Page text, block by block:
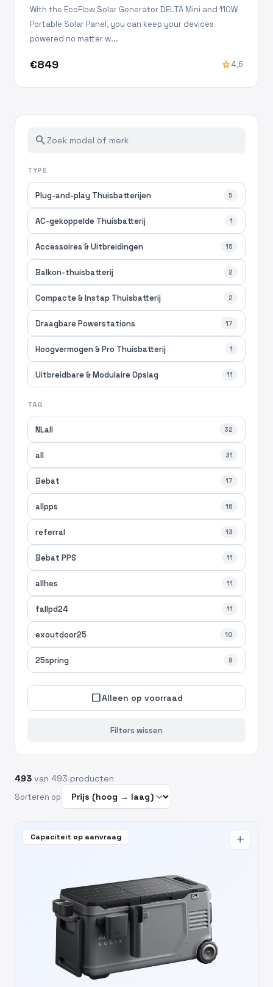
With the EcoFlow Solar Generator DELTA Mini and 110W
Portable Solar Panel, you can keep your devices
powered no matter w...
€849 star4,6
search
TYPE
Plug-and-play Thuisbatterijen 5
AC-gekoppelde Thuisbatterij 1
Accessoires & Uitbreidingen 15
Balkon-thuisbatterij 2
Compacte & Instap Thuisbatterij 2
Draagbare Powerstations 17
Hoogvermogen & Pro Thuisbatterij 1
Uitbreidbare & Modulaire Opslag 11
TAG
NLall 32
all 31
Bebat 17
allpps 16
referral 13
Bebat PPS 11
allhes 11
fallpd24 11
exoutdoor25 10
25spring 9
check_box_outline_blankAlleen op voorraad
Filters wissen
493 van 493 producten
Sorteren op
Capaciteit op aanvraag add